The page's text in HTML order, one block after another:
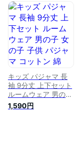
スカイ エベレスト
キッズ 子ども パウ
パト 子供服 キャラ
クター 犬 パウ・パ
トロール 幼稚園 保
育園 小学校 小学生
ピンク 白 ホワイト
黒 ブラック 赤 レッ
ド //メール便発送
キッズ パジャマ 長
袖 9分丈 上下セット
ルームウェア 男の子
女の子 子供 パジャ
マ コットン 綿100％
1,590円